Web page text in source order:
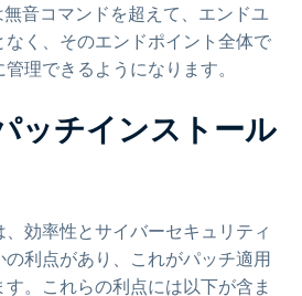
音コマンドを超えて、エンドユ
く、そのエンドポイント全体で
理できるようになります。
ッチインストール
効率性とサイバーセキュリティ
利点があり、これがパッチ適用
。これらの利点には以下が含ま